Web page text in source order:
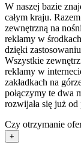
W naszej bazie
całym kraju.
zewnętrzną na
reklamy w
dzięki
Wszystkie
reklamy w
zakładkach na
połączymy te dwa
rozwijała się już od
Czy otrzymanie
+